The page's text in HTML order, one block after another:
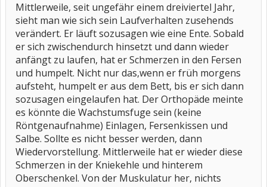
Mittlerweile, seit ungefähr einem dreiviertel Jahr,
sieht man wie sich sein Laufverhalten zusehends
verändert. Er läuft sozusagen wie eine Ente. Sobald
er sich zwischendurch hinsetzt und dann wieder
anfängt zu laufen, hat er Schmerzen in den Fersen
und humpelt. Nicht nur das,wenn er früh morgens
aufsteht, humpelt er aus dem Bett, bis er sich dann
sozusagen eingelaufen hat. Der Orthopäde meinte
es könnte die Wachstumsfuge sein (keine
Röntgenaufnahme) Einlagen, Fersenkissen und
Salbe. Sollte es nicht besser werden, dann
Wiedervorstellung. Mittlerweile hat er wieder diese
Schmerzen in der Kniekehle und hinterem
Oberschenkel. Von der Muskulatur her, nichts